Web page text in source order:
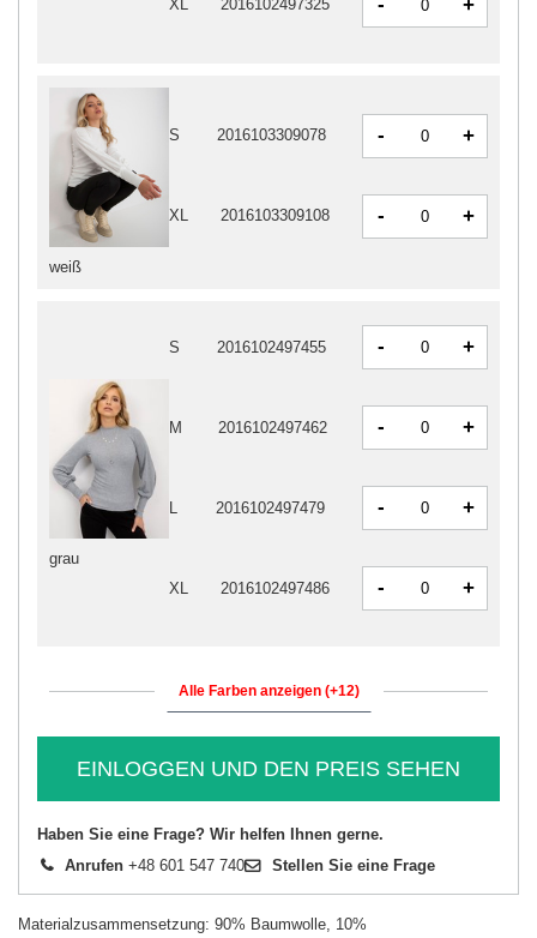
XL 2016102497325 +
weiß
S 2016103309078 - +
XL 2016103309108 - +
grau
S 2016102497455 - +
M 2016102497462 - +
L 2016102497479 - +
XL 2016102497486 - +
Alle Farben anzeigen (+12)
EINLOGGEN UND DEN PREIS SEHEN
Haben Sie eine Frage? Wir helfen Ihnen gerne.
Anrufen +48 601 547 740 Stellen Sie eine Frage
Materialzusammensetzung: 90% Baumwolle, 10%